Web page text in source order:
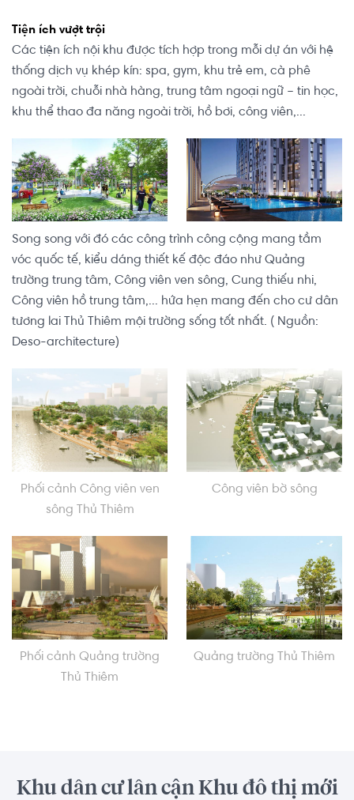
Tiện ích vượt trội
Các tiện ích nội khu được tích hợp trong mỗi dự án với hệ
thống dịch vụ khép kín: spa, gym, khu trẻ em, cà phê
ngoài trời, chuỗi nhà hàng, trung tâm ngoại ngữ – tin học,
khu thể thao đa năng ngoài trời, hồ bơi, công viên,...
Song song với đó các công trình công cộng mang tầm
vóc quốc tế, kiểu dáng thiết kế độc đáo như Quảng
trường trung tâm, Công viên ven sông, Cung thiếu nhi,
Công viên hồ trung tâm,... hứa hẹn mang đến cho cư dân
tương lai Thủ Thiêm mội trường sống tốt nhất. ( Nguồn:
Deso-architecture)
Phối cảnh Công viên ven
sông Thủ Thiêm
Công viên bờ sông
Phối cảnh Quảng trường
Thủ Thiêm
Quảng trường Thủ Thiêm
Khu dân cư lân cận Khu đô thị mới